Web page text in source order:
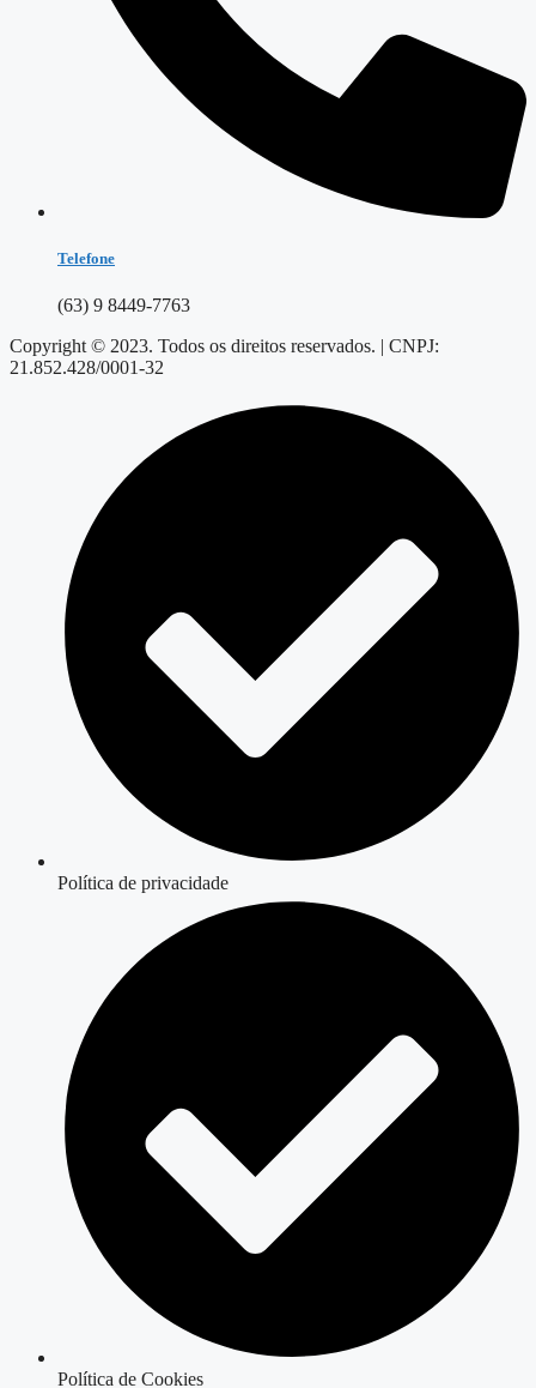
Telefone
(63) 9 8449-7763
Copyright © 2023. Todos os direitos reservados. | CNPJ:
21.852.428/0001-32
Política de privacidade
Política de Cookies